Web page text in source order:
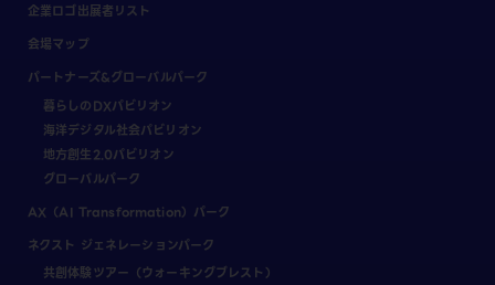
企業ロゴ出展者リスト
会場マップ
パートナーズ&グローバルパーク
暮らしのDXパビリオン
海洋デジタル社会パビリオン
地方創生2.0パビリオン
グローバルパーク
AX（AI Transformation）パーク
ネクスト ジェネレーションパーク
共創体験ツアー（ウォーキングブレスト）